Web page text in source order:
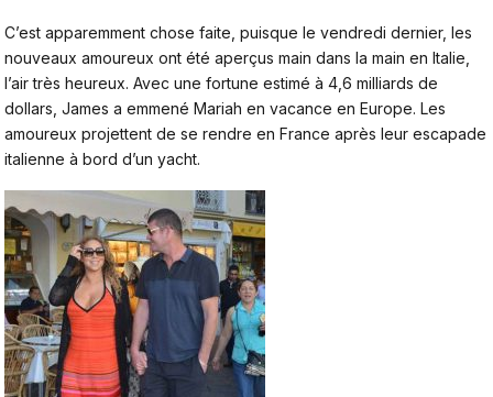
C’est apparemment chose faite, puisque le vendredi dernier, les
nouveaux amoureux ont été aperçus main dans la main en Italie,
l’air très heureux. Avec une fortune estimé à 4,6 milliards de
dollars, James a emmené Mariah en vacance en Europe. Les
amoureux projettent de se rendre en France après leur escapade
italienne à bord d’un yacht.